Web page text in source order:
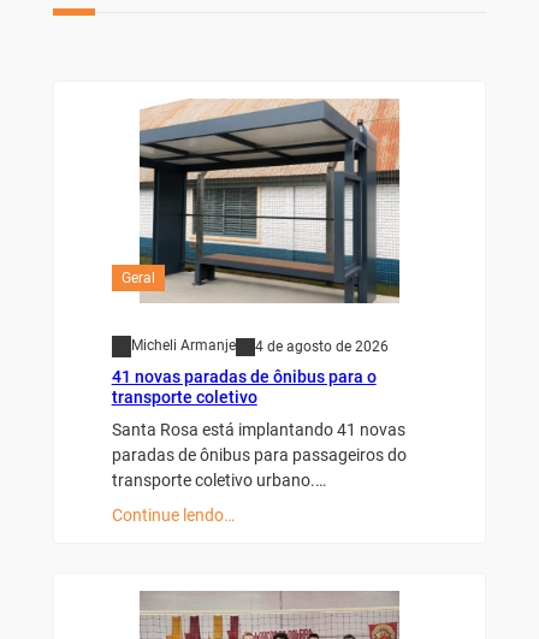
Geral
Micheli Armanje 4 de agosto de 2026
41 novas paradas de ônibus para o
transporte coletivo
Santa Rosa está implantando 41 novas
paradas de ônibus para passageiros do
transporte coletivo urbano.…
Continue lendo…